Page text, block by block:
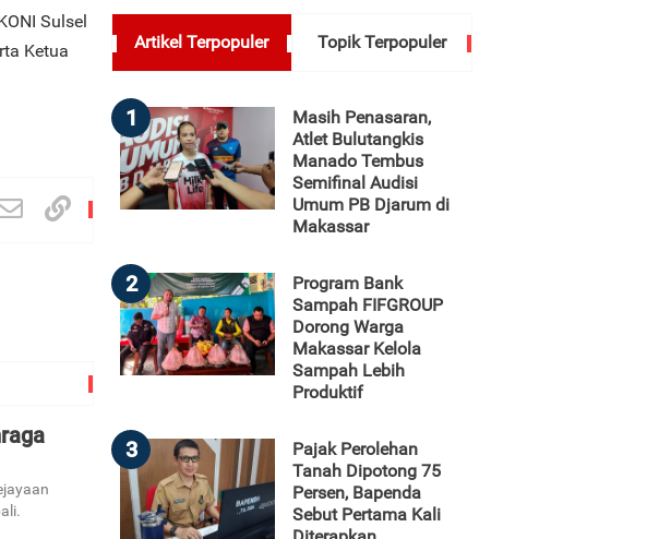
Sulsel
Ketua
Artikel Terpopuler Topik Terpopuler
1
Masih Penasaran,
Atlet Bulutangkis
Manado Tembus
Semifinal Audisi
Umum PB Djarum di
Makassar
2
Program Bank
Sampah FIFGROUP
Dorong Warga
Makassar Kelola
Sampah Lebih
Produktif
3
Pajak Perolehan
Tanah Dipotong 75
Persen, Bapenda
Sebut Pertama Kali